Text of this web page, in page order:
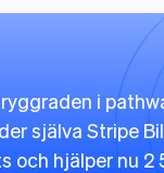
i
själva Stripe
och hjälper nu 2